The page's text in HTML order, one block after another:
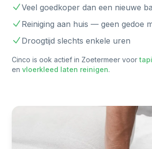
Veel goedkoper dan een nieuwe
Reiniging aan huis — geen gedoe
Droogtijd slechts enkele uren
Cinco is ook actief in Zoetermeer voor
en vloerkleed laten reinigen.